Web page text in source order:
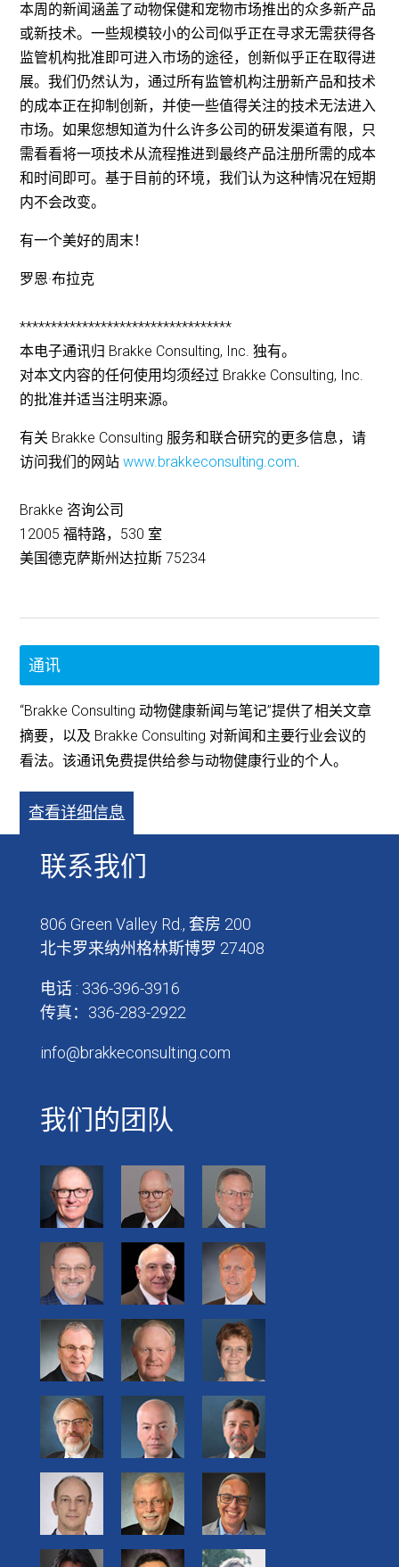
本周的新闻涵盖了动物保健和宠物市场推出的众多新产品
或新技术。一些规模较小的公司似乎正在寻求无需获得各
监管机构批准即可进入市场的途径，创新似乎正在取得进
展。我们仍然认为，通过所有监管机构注册新产品和技术
的成本正在抑制创新，并使一些值得关注的技术无法进入
市场。如果您想知道为什么许多公司的研发渠道有限，只
需看看将一项技术从流程推进到最终产品注册所需的成本
和时间即可。基于目前的环境，我们认为这种情况在短期
内不会改变。
有一个美好的周末！
罗恩·布拉克
**********************************
本电子通讯归 Brakke Consulting, Inc. 独有。
对本文内容的任何使用均须经过 Brakke Consulting, Inc.
的批准并适当注明来源。
有关 Brakke Consulting 服务和联合研究的更多信息，请
访问我们的网站www.brakkeconsulting.com.
Brakke 咨询公司
12005 福特路，530 室
美国德克萨斯州达拉斯 75234
通讯
“Brakke Consulting 动物健康新闻与笔记”提供了相关文章
摘要，以及 Brakke Consulting 对新闻和主要行业会议的
看法。该通讯免费提供给参与动物健康行业的个人。
查看详细信息
联系我们
806 Green Valley Rd., 套房 200
北卡罗来纳州格林斯博罗 27408
电话 : 336-396-3916
传真：336-283-2922
info@brakkeconsulting.com
我们的团队